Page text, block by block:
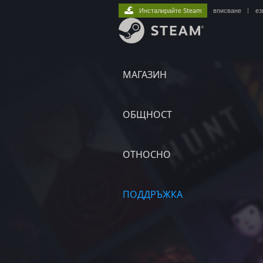
МАГАЗИН
ОБЩНОСТ
ОТНОСНО
ПОДДРЪЖКА
Инсталирайте Steam вписване